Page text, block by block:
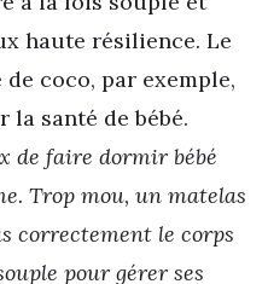
haute résilience. Le
coco, par exemple,
la santé de bébé.
de faire dormir bébé
Trop mou, un matelas
correctement le corps
pour gérer ses